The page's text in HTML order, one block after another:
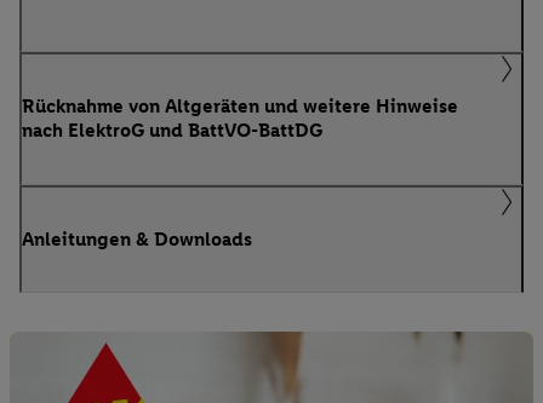
Rücknahme von Altgeräten und weitere Hinweise
nach ElektroG und BattVO-BattDG
Anleitungen & Downloads